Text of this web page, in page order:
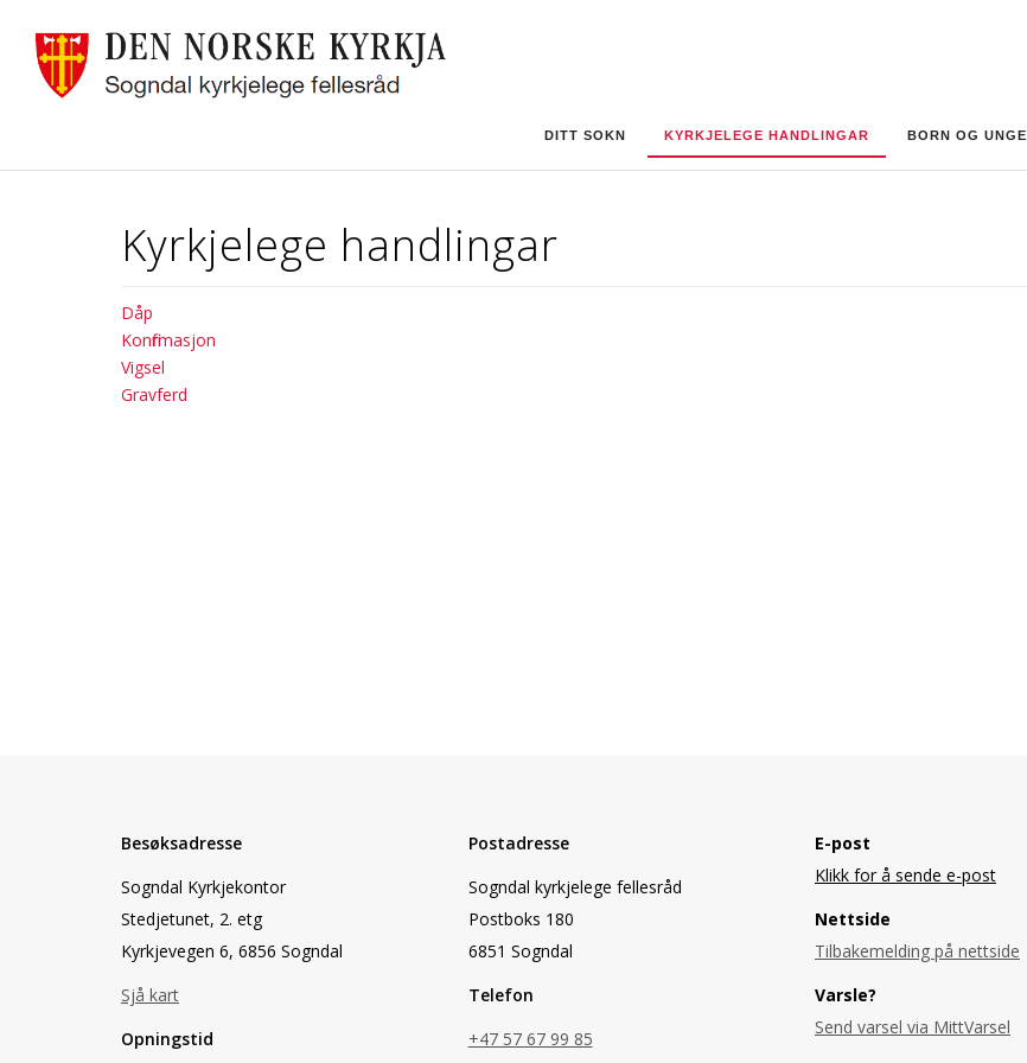
DITT SOKN KYRKJELEGE HANDLINGAR BORN OG UNGE
Kyrkjelege handlingar
Dåp
Konfirmasjon
Vigsel
Gravferd
Besøksadresse
Sogndal Kyrkjekontor
Stedjetunet, 2. etg
Kyrkjevegen 6, 6856 Sogndal
Sjå kart
Opningstid
Postadresse
Sogndal kyrkjelege fellesråd
Postboks 180
6851 Sogndal
Telefon
+47 57 67 99 85
E-post
Klikk for å sende e-post
Nettside
Tilbakemelding på nettside
Varsle?
Send varsel via MittVarsel